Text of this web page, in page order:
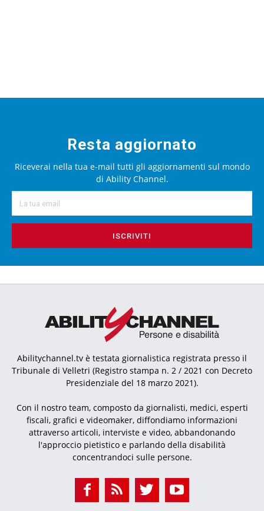
Resta aggiornato
Riceverai nella tua e-mail tutti gli aggiornamenti sul mondo
di Ability Channel.
ISCRIVITI
Abilitychannel.tv è testata giornalistica registrata presso il
Tribunale di Velletri (Registro stampa n. 2 / 2021 con Decreto
Presidenziale del 18 marzo 2021).
Con il nostro team, composto da giornalisti, medici, esperti
fiscali, grafici e videomaker, diffondiamo informazioni
attraverso articoli, interviste e video, abbandonando
l'approccio pietistico e parlando della disabilità
concentrandoci sulle persone.